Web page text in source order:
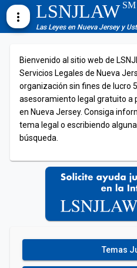
more_vert LSNJLAWSM
Las Leyes en Nueva Jersey y
Bienvenido al sitio web de
Servicios Legales de Nueva
organización sin fines de lucro
asesoramiento legal gratuito a
en Nueva Jersey. Consiga
tema legal o escribiendo
búsqueda.
Temas